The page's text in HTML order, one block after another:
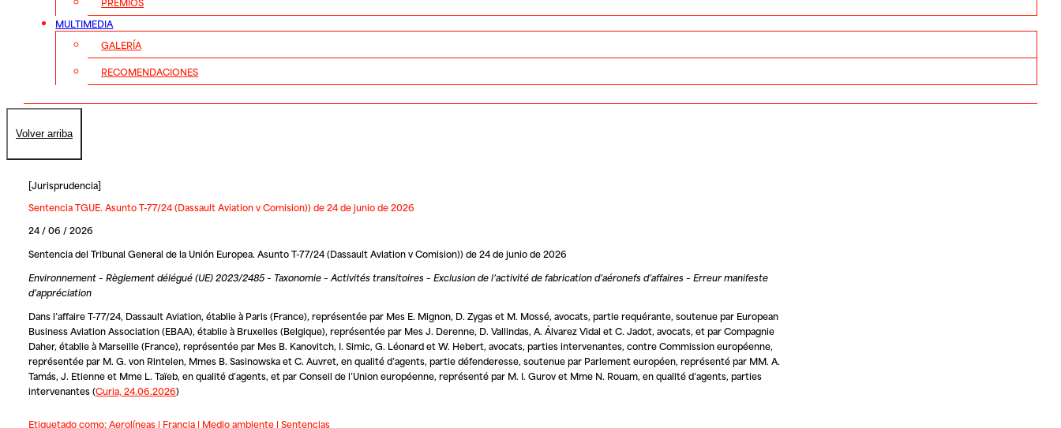
MULTIMEDIA
GALERÍA
RECOMENDACIONES
Volver arriba
[Jurisprudencia]
Sentencia TGUE. Asunto T-77/24 (Dassault Aviation v Comision)) de 24 de junio de 2026
24 / 06 / 2026
Sentencia del Tribunal General de la Unión Europea. Asunto T-77/24 (Dassault Aviation v Comision)) de 24 de junio de 2026
Environnement – Règlement délégué (UE) 2023/2485 – Taxonomie – Activités transitoires – Exclusion de l’activité de fabrication d’aéronefs d’affaires – Erreur manifeste
d’appréciation
Dans l’affaire T-77/24, Dassault Aviation, établie à Paris (France), représentée par Mes E. Mignon, D. Zygas et M. Mossé, avocats, partie requérante, soutenue par European
Business Aviation Association(EBAA), établie à Bruxelles (Belgique), représentée par Mes J. Derenne, D. Vallindas, A. Álvarez Vidal et C. Jadot, avocats, et parCompagnie
Daher, établie à Marseille (France), représentée par Mes B. Kanovitch, I. Simic, G. Léonard et W. Hebert, avocats, parties intervenantes, contreCommission européenne,
représentée par M. G. von Rintelen, Mmes B. Sasinowska et C. Auvret, en qualité d’agents, partie défenderesse, soutenue par Parlement européen, représenté par MM. A.
Tamás, J. Etienne et Mme L. Taïeb, en qualité d’agents, et parConseil de l’Union européenne, représenté par M. I. Gurov et Mme N. Rouam, en qualité d’agents, parties
intervenantes (Curia, 24.06.2026)
Etiquetado como:Aerolíneas| Francia| Medio ambiente| Sentencias